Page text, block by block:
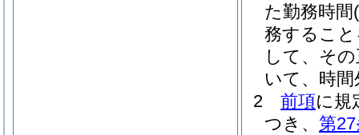
た勤務時間
務するこ
して、そ
いて、時
2
前項に規
つき、 第